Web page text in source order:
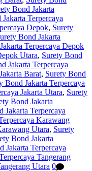
Bond Jakarta
Terpercaya
Depok, Surety
Bond Jakarta
Terpercaya Depok
Utara, Surety Bond
Jakarta Terpercaya
Barat, Surety Bond
Bond Jakarta Terpercaya
Jakarta Utara, Surety
Bond Jakarta
Jakarta Terpercaya
Karawang
Utara, Surety
Bond Jakarta
Jakarta Terpercaya
Tangerang
Utara 0